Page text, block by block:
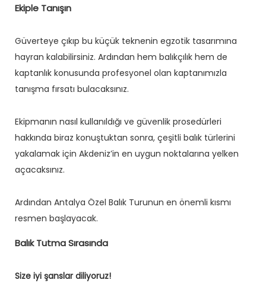
Ekiple Tanışın
Güverteye çıkıp bu küçük teknenin egzotik tasarımına
hayran kalabilirsiniz. Ardından hem balıkçılık hem de
kaptanlık konusunda profesyonel olan kaptanımızla
tanışma fırsatı bulacaksınız.
Ekipmanın nasıl kullanıldığı ve güvenlik prosedürleri
hakkında biraz konuştuktan sonra, çeşitli balık türlerini
yakalamak için Akdeniz’in en uygun noktalarına yelken
açacaksınız.
Ardından Antalya Özel Balık Turunun en önemli kısmı
resmen başlayacak.
Balık Tutma Sırasında
Size iyi şanslar diliyoruz!